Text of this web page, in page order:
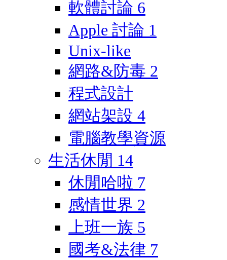
軟體討論 6
Apple 討論 1
Unix-like
網路&防毒 2
程式設計
網站架設 4
電腦教學資源
生活休閒 14
休閒哈啦 7
感情世界 2
上班一族 5
國考&法律 7